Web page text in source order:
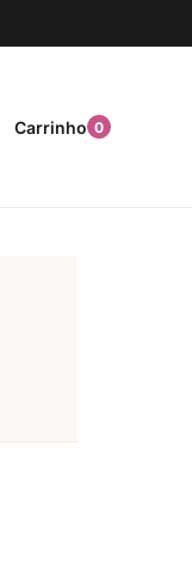
Carrinho 0